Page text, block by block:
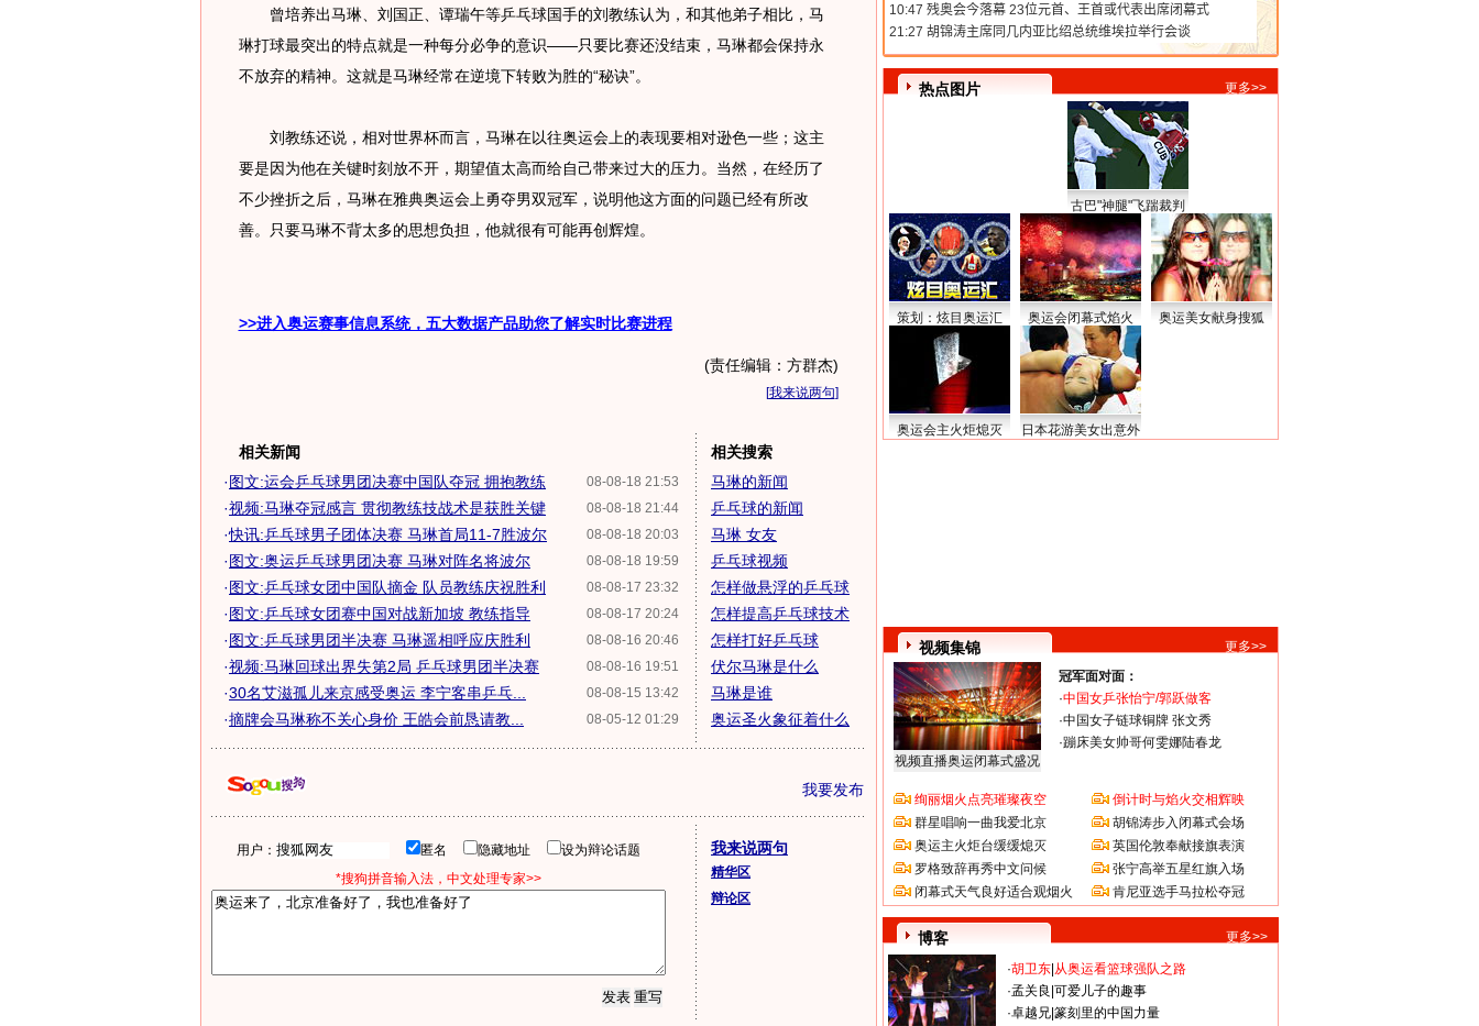
曾培养出马琳、刘国正、谭瑞午等乒乓球国手的刘教练认为，和其他弟子相比，马
琳打球最突出的特点就是一种每分必争的意识——只要比赛还没结束，马琳都会保持永
不放弃的精神。这就是马琳经常在逆境下转败为胜的“秘诀”。
刘教练还说，相对世界杯而言，马琳在以往奥运会上的表现要相对逊色一些；这主
要是因为他在关键时刻放不开，期望值太高而给自己带来过大的压力。当然，在经历了
不少挫折之后，马琳在雅典奥运会上勇夺男双冠军，说明他这方面的问题已经有所改
善。只要马琳不背太多的思想负担，他就很有可能再创辉煌。
>>进入奥运赛事信息系统，五大数据产品助您了解实时比赛进程
(责任编辑：方群杰)
[我来说两句]
相关新闻
08-08-18 21:53
·图文:运会乒乓球男团决赛中国队夺冠 拥抱教练
08-08-18 21:44
·视频:马琳夺冠感言 贯彻教练技战术是获胜关键
08-08-18 20:03
·快讯:乒乓球男子团体决赛 马琳首局11-7胜波尔
08-08-18 19:59
·图文:奥运乒乓球男团决赛 马琳对阵名将波尔
08-08-17 23:32
·图文:乒乓球女团中国队摘金 队员教练庆祝胜利
08-08-17 20:24
·图文:乒乓球女团赛中国对战新加坡 教练指导
08-08-16 20:46
·图文:乒乓球男团半决赛 马琳遥相呼应庆胜利
08-08-16 19:51
·视频:马琳回球出界失第2局 乒乓球男团半决赛
08-08-15 13:42
·30名艾滋孤儿来京感受奥运 李宁客串乒乓...
08-05-12 01:29
·摘牌会马琳称不关心身价 王皓会前恳请教...
相关搜索
马琳的新闻
乒乓球的新闻
马琳 女友
乒乓球视频
怎样做悬浮的乒乓球
怎样提高乒乓球技术
怎样打好乒乓球
伏尔马琳是什么
马琳是谁
奥运圣火象征着什么
我要发布
用户： 匿名 隐藏地址
设为辩论话题
*搜狗拼音输入法，中文处理专家>>
我来说两句
精华区
辩论区
热点图片 更多>>
古巴"神腿"飞踹裁判
策划：炫目奥运汇 奥运会闭幕式焰火 奥运美女献身搜狐
奥运会主火炬熄灭 日本花游美女出意外
视频集锦 更多>>
视频直播奥运闭幕式盛况
冠军面对面：
·中国女乒张怡宁/郭跃做客
·中国女子链球铜牌 张文秀
·蹦床美女帅哥何雯娜陆春龙
绚丽烟火点亮璀璨夜空
群星唱响一曲我爱北京
奥运主火炬台缓缓熄灭
罗格致辞再秀中文问候
闭幕式天气良好适合观烟火
倒计时与焰火交相辉映
胡锦涛步入闭幕式会场
英国伦敦奉献接旗表演
张宁高举五星红旗入场
肯尼亚选手马拉松夺冠
博客 更多>>
·胡卫东 从奥运看篮球强队之路
·孟关良 可爱儿子的趣事
·卓越兄 篆刻里的中国力量